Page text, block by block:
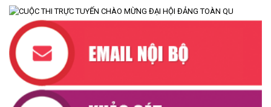
NÂNG CAO HIỆU QUẢ QUẢN LÝ TÍN DỤNG CHÍNH SÁCH XÃ HỘI
TRÊN ĐỊA BÀN XÃ CƯ M'TA
(07/07/2026)
UBND XÃ CƯ M’TA CÔNG KHAI DANH MỤC THỦ TỤC HÀNH
CHÍNH THỰC HIỆN MỘT PHẦN
(30/07/2026)